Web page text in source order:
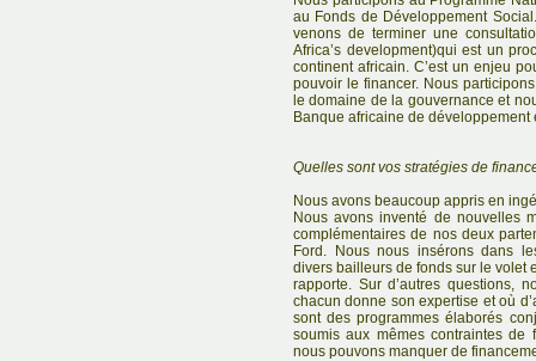
au Fonds de Développement
venons de terminer une
Africa’s development)qui est un
continent africain. C’est un enjeu
pouvoir le financer. Nous
le domaine de la gouvernance et
Banque africaine de développement
Quelles sont vos stratégies de
Nous avons beaucoup appris en
Nous avons inventé de nouvelles
complémentaires de nos deux
Ford. Nous nous insérons dans
divers bailleurs de fonds sur le volet
rapporte. Sur d’autres questions,
chacun donne son expertise et où
sont des programmes élaborés
soumis aux mêmes contraintes de
nous pouvons manquer de